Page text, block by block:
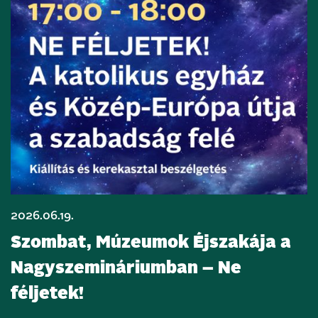
2026.06.19.
Szombat, Múzeumok Éjszakája a
Nagyszemináriumban – Ne
féljetek!